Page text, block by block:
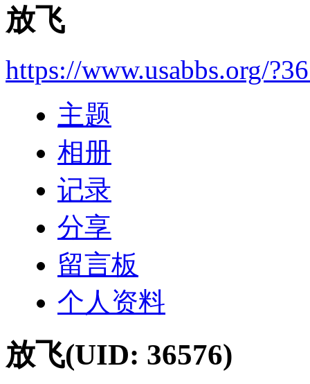
放飞
https://www.usabbs.org/
主题
相册
记录
分享
留言板
个人资料
放飞(UID: 36576)